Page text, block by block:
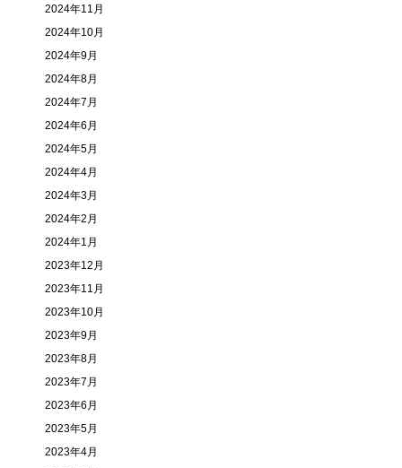
2024年11月
2024年10月
2024年9月
2024年8月
2024年7月
2024年6月
2024年5月
2024年4月
2024年3月
2024年2月
2024年1月
2023年12月
2023年11月
2023年10月
2023年9月
2023年8月
2023年7月
2023年6月
2023年5月
2023年4月